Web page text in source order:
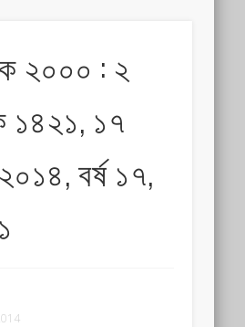
২০০০ : ২
১৪২১, ১৭
বর্ষ ১৭,